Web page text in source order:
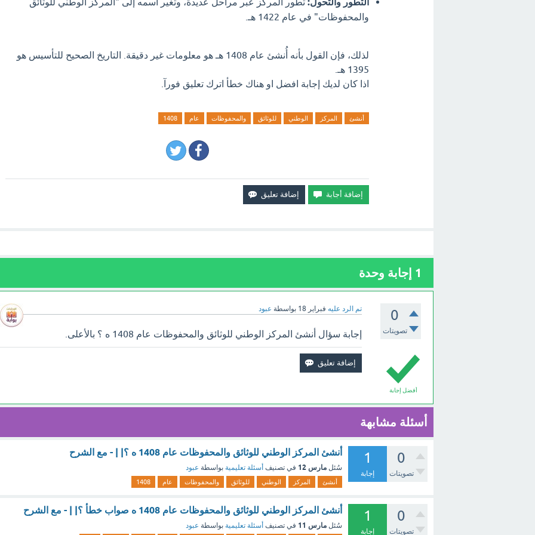
والمحفوظات" في عام 1422 هـ.
لذلك، فإن القول بأنه أُنشئ عام 1408 هـ هو معلومات غير دقيقة. التاريخ الصحيح للتأسيس هو
1395 هـ.
اذا كان لديك إجابة افضل او هناك خطأ اترك تعليق فورآ.
أنشئ المركز الوطني للوثائق والمحفوظات عام 1408
1 إجابة وحدة
0
تصويتات
تم الرد عليه فبراير 18 بواسطة عبود
أفضل إجابة
إجابة سؤال أنشئ المركز الوطني للوثائق والمحفوظات عام 1408 ه ؟ بالأعلى.
أسئلة مشابهة
0
تصويتات
1
إجابة
أنشئ المركز الوطني للوثائق والمحفوظات عام 1408 ه ؟| | - مع الشرح
سُئل مارس 12 في تصنيف أسئلة تعليمية بواسطة عبود
أنشئ المركز الوطني للوثائق والمحفوظات عام 1408
0
تصويتات
1
إجابة
أنشئ المركز الوطني للوثائق والمحفوظات عام 1408 ه صواب خطأ ؟| | - مع الشرح
سُئل مارس 11 في تصنيف أسئلة تعليمية بواسطة عبود